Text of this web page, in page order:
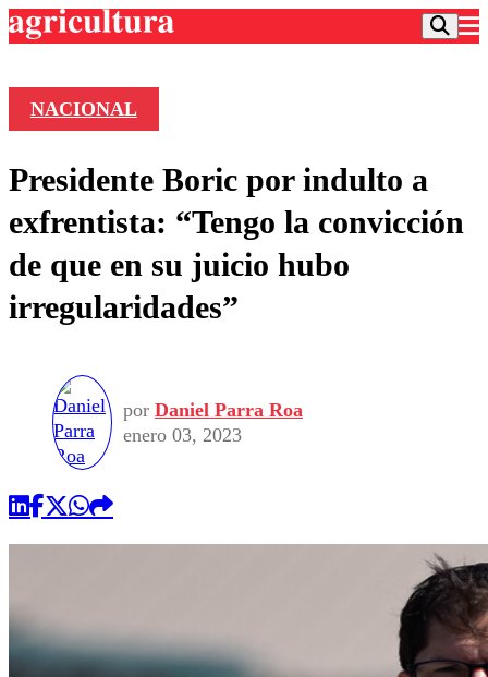
Frecuencias
Agricultura TV
Deportes
Colo Colo
Motor
Torneo Nacional
Universidad Católica
Entretención
Noticias
Nacional
Política
Vida Social
Programas
Comercial
NACIONAL
Presidente Boric por indulto a
exfrentista: “Tengo la convicción
de que en su juicio hubo
irregularidades”
por Daniel Parra Roa
enero 03, 2023